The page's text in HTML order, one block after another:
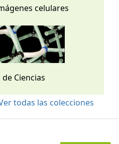
celulares
Ciencias
todas las colecciones